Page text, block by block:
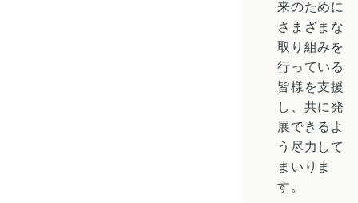
来のために
さまざまな
取り組みを
行っている
皆様を支援
し、共に発
展できるよ
う尽力して
まいりま
す。